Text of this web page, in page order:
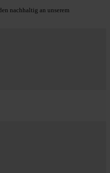
nachhaltig an unserem